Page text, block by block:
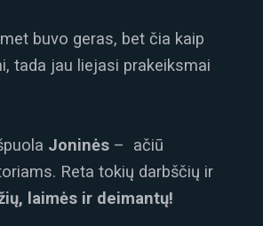
buvo geras, bet čia kaip
tada jau liejasi prakeiksmai
Joninės – ačiū
Reta tokių darbščių ir
laimės ir deimantų!